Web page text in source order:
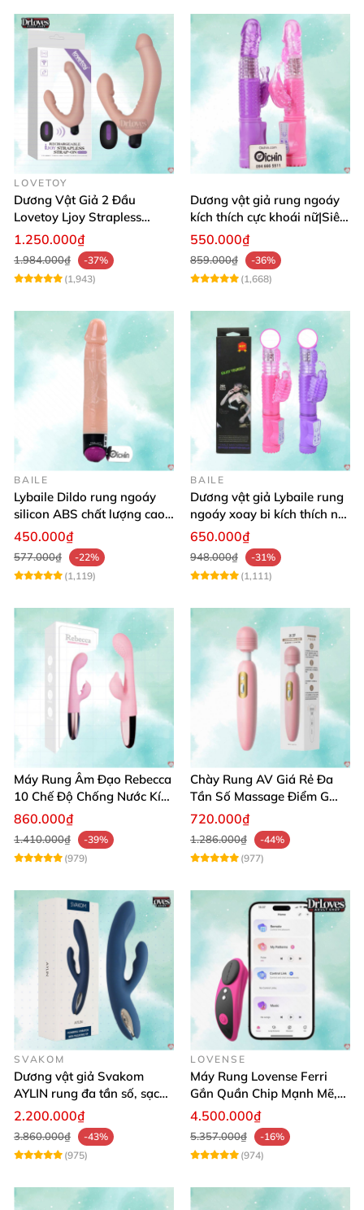
LOVETOY
Dương Vật Giả 2 Đầu
Lovetoy Ljoy Strapless
Rung ĐKTX Siêu Mạnh
1.250.000₫
1.984.000₫
-37%
(1,943)
Dương vật giả rung ngoáy
kích thích cực khoái nữ|Siêu
phẩm
550.000₫
859.000₫
-36%
(1,668)
BAILE
Lybaile Dildo rung ngoáy
silicon ABS chất lượng cao
kích thước chuẩn
450.000₫
577.000₫
-22%
(1,119)
BAILE
Dương vật giả Lybaile rung
ngoáy xoay bi kích thích nữ
thủ dâm
650.000₫
948.000₫
-31%
(1,111)
Máy Rung Âm Đạo Rebecca
10 Chế Độ Chống Nước Kích
Thích Điểm G
860.000₫
1.410.000₫
-39%
(979)
Chày Rung AV Giá Rẻ Đa
Tần Số Massage Điểm G
Mát Xa Âm Vật
720.000₫
1.286.000₫
-44%
(977)
SVAKOM
Dương vật giả Svakom
AYLIN rung đa tần số, sạc
pin chống nước
2.200.000₫
3.860.000₫
-43%
(975)
LOVENSE
Máy Rung Lovense Ferri
Gắn Quần Chip Mạnh Mẽ,
Điều Khiển Qua App
4.500.000₫
5.357.000₫
-16%
(974)